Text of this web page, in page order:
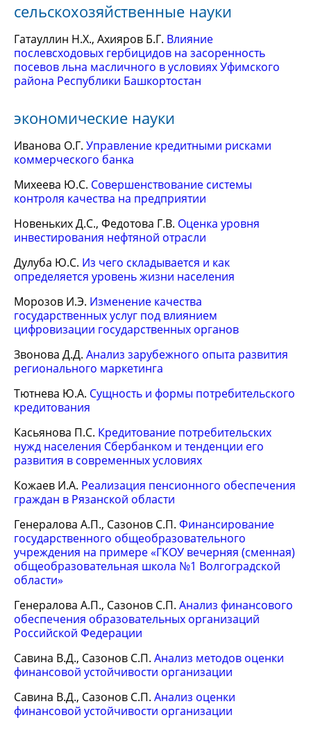
сельскохозяйственные науки
Гатауллин Н.Х., Ахияров Б.Г. Влияние
послевсходовых гербицидов на засоренность
посевов льна масличного в условиях Уфимского
района Республики Башкортостан
экономические науки
Иванова О.Г. Управление кредитными рисками
коммерческого банка
Михеева Ю.С. Совершенствование системы
контроля качества на предприятии
Новеньких Д.С., Федотова Г.В. Оценка уровня
инвестирования нефтяной отрасли
Дулуба Ю.С. Из чего складывается и как
определяется уровень жизни населения
Морозов И.Э. Изменение качества
государственных услуг под влиянием
цифровизации государственных органов
Звонова Д.Д. Анализ зарубежного опыта развития
регионального маркетинга
Тютнева Ю.А. Сущность и формы потребительского
кредитования
Касьянова П.С. Кредитование потребительских
нужд населения Сбербанком и тенденции его
развития в современных условиях
Кожаев И.А. Реализация пенсионного обеспечения
граждан в Рязанской области
Генералова А.П., Сазонов С.П. Финансирование
государственного общеобразовательного
учреждения на примере «ГКОУ вечерняя (сменная)
общеобразовательная школа №1 Волгоградской
области»
Генералова А.П., Сазонов С.П. Анализ финансового
обеспечения образовательных организаций
Российской Федерации
Савина В.Д., Сазонов С.П. Анализ методов оценки
финансовой устойчивости организации
Савина В.Д., Сазонов С.П. Анализ оценки
финансовой устойчивости организации